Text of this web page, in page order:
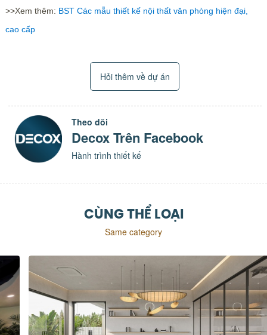
>>Xem thêm: BST Các mẫu thiết kế nội thất văn phòng hiện đại,
cao cấp
Hỏi thêm về dự án
Theo dõi
Decox Trên Facebook
Hành trình thiết kế
CÙNG THỂ LOẠI
Same category